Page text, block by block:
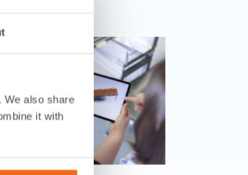
We also share
it with